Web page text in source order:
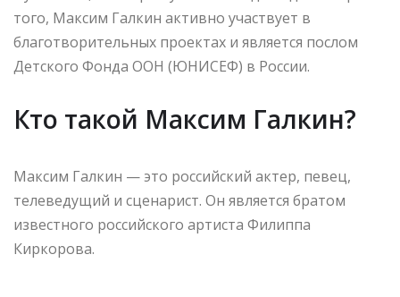
того, Максим Галкин активно участвует в
благотворительных проектах и является послом
Детского Фонда ООН (ЮНИСЕФ) в России.
Кто такой Максим Галкин?
Максим Галкин — это российский актер, певец,
телеведущий и сценарист. Он является братом
известного российского артиста Филиппа
Киркорова.